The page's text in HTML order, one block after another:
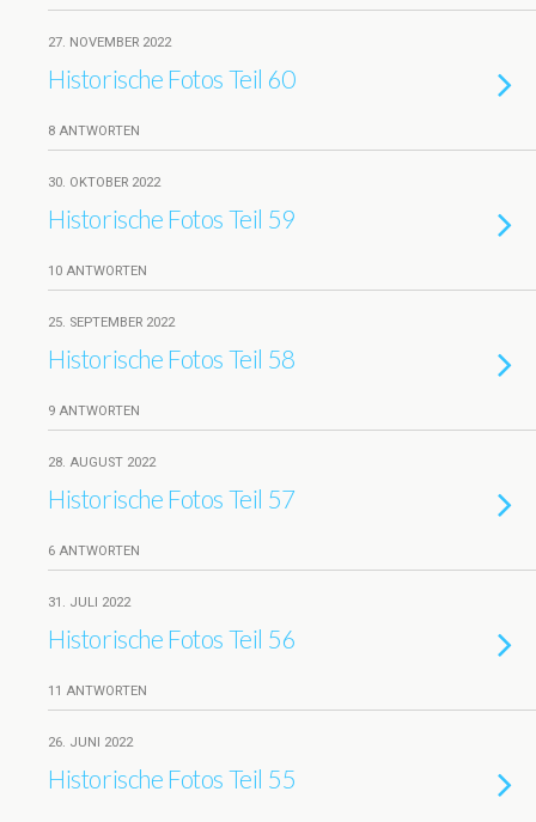
27. NOVEMBER 2022
Historische Fotos Teil 60
8 ANTWORTEN
30. OKTOBER 2022
Historische Fotos Teil 59
10 ANTWORTEN
25. SEPTEMBER 2022
Historische Fotos Teil 58
9 ANTWORTEN
28. AUGUST 2022
Historische Fotos Teil 57
6 ANTWORTEN
31. JULI 2022
Historische Fotos Teil 56
11 ANTWORTEN
26. JUNI 2022
Historische Fotos Teil 55